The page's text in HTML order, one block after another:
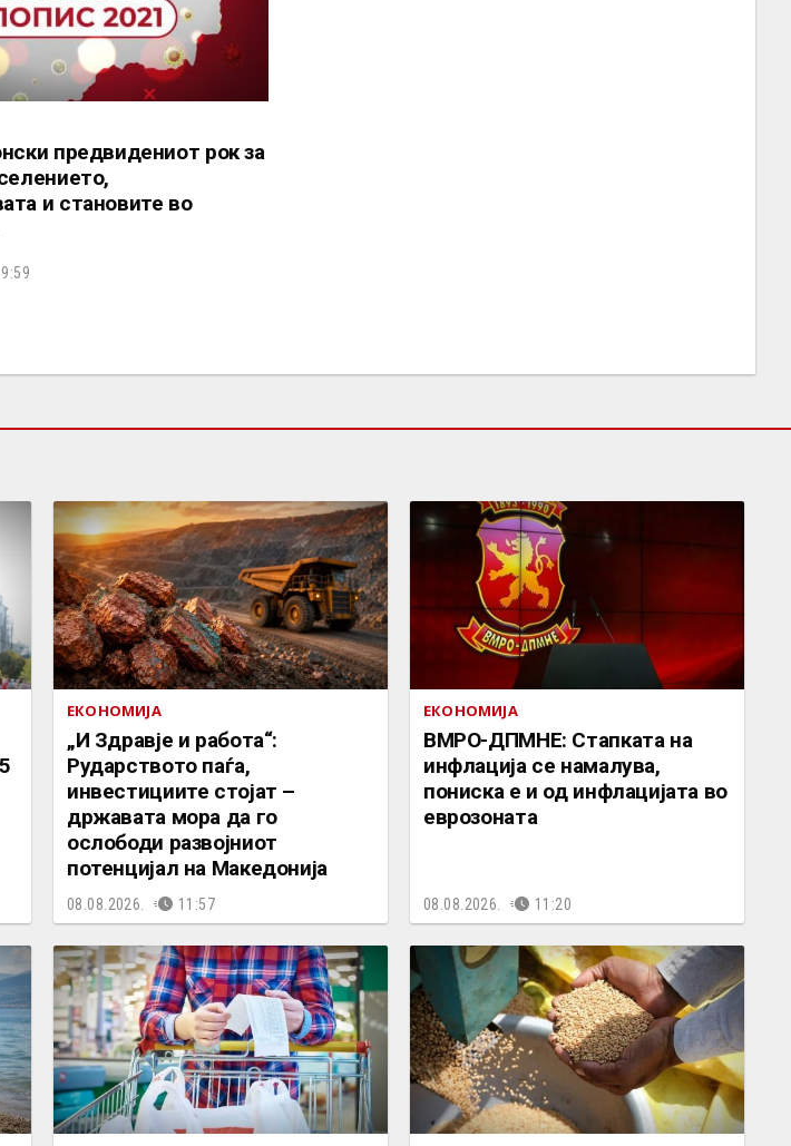
предвидениот рок за
и становите во
ЕКОНОМИЈА
„И Здравје и работа“:
Рударството паѓа,
инвестициите стојат –
државата мора да го
ослободи развојниот
потенцијал на Македонија
08.08.2026. 11:57
ЕКОНОМИЈА
ВМРО-ДПМНЕ: Стапката на
инфлација се намалува,
пониска е и од инфлацијата во
еврозоната
08.08.2026. 11:20